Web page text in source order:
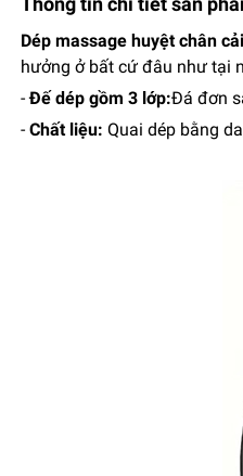
Dép massage huyệt chân
hưởng ở bất cứ đâu như tại
-Đế dép gồm 3 lớp:Đá đơn
- Chất liệu: Quai dép bằng